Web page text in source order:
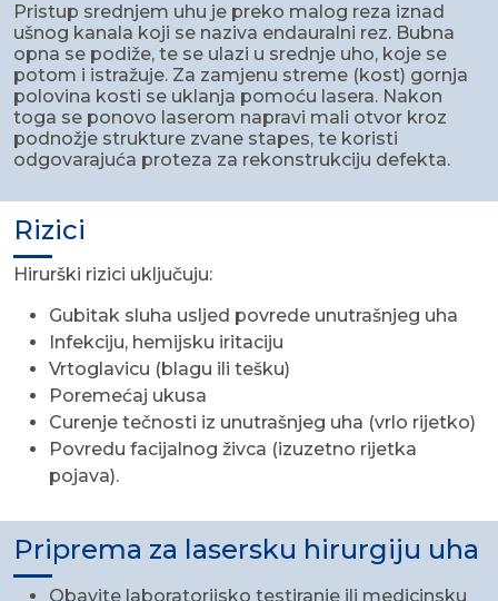
Pristup srednjem uhu je preko malog reza iznad
ušnog kanala koji se naziva endauralni rez. Bubna
opna se podiže, te se ulazi u srednje uho, koje se
potom i istražuje. Za zamjenu streme (kost) gornja
polovina kosti se uklanja pomoću lasera. Nakon
toga se ponovo laserom napravi mali otvor kroz
podnožje strukture zvane stapes, te koristi
odgovarajuća proteza za rekonstrukciju defekta.
Rizici
Hirurški rizici uključuju:
Gubitak sluha usljed povrede unutrašnjeg uha
Infekciju, hemijsku iritaciju
Vrtoglavicu (blagu ili tešku)
Poremećaj ukusa
Curenje tečnosti iz unutrašnjeg uha (vrlo rijetko)
Povredu facijalnog živca (izuzetno rijetka
pojava).
Priprema za lasersku hirurgiju uha
Obavite laboratorijsko testiranje ili medicinsku